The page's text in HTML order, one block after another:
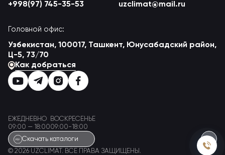
+998(97) 745-35-53 uzclimat@mail.ru
Головной офис:
Узбекистан, 100017, Ташкент, Юнусабадский район,
Ц-5, 73/70
Как добраться
ЕЖЕДНЕВНО
09:00 — 18:00
ВОСКРЕСЕНЬЕ
09:00-18:00
Скачать каталоги
© 2026 UZCLIMAT. ВСЕ ПРАВА ЗАЩИЩЕНЫ.